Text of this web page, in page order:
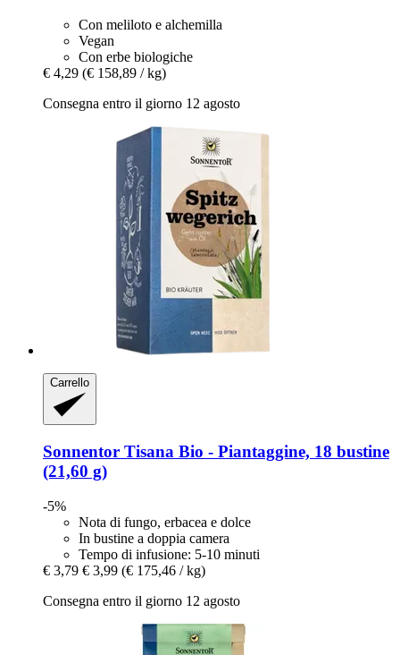
Con meliloto e alchemilla
Vegan
Con erbe biologiche
€ 4,29 (€ 158,89 / kg)
Consegna entro il giorno 12 agosto
Carrello
Sonnentor Tisana Bio -​ Piantaggine, 18 bustine
(21,60 g)
-5%
Nota di fungo, erbacea e dolce
In bustine a doppia camera
Tempo di infusione: 5-10 minuti
€ 3,79 € 3,99 (€ 175,46 / kg)
Consegna entro il giorno 12 agosto